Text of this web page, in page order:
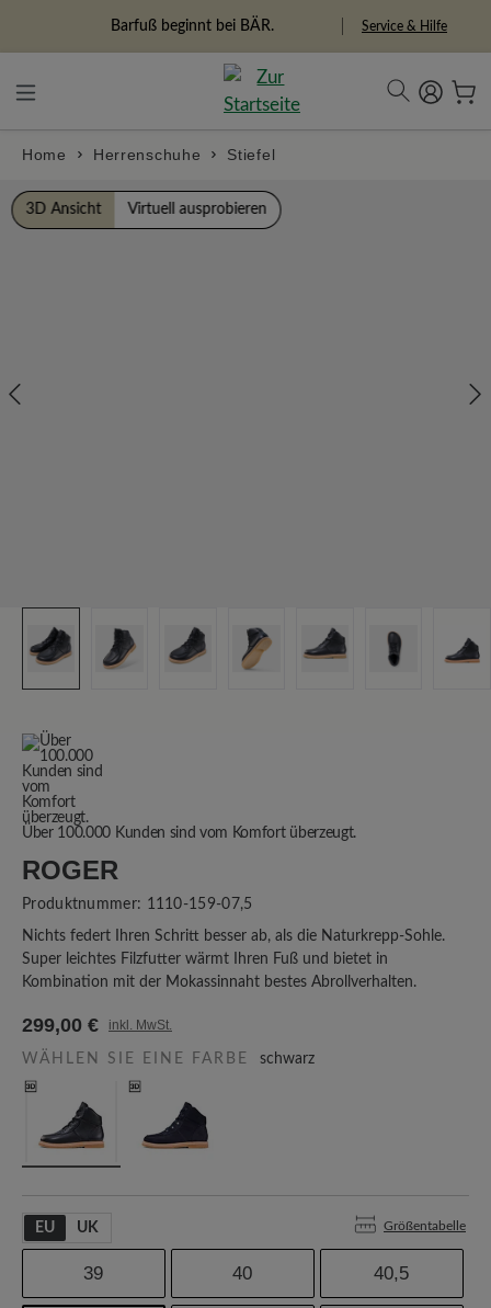
Freiheitspioniere Service & Hilfe
Home Herrenschuhe Stiefel
Bildergalerie überspringen
3D Ansicht Virtuell ausprobieren
Über 100.000 Kunden sind vom Komfort überzeugt.
ROGER
Produktnummer: 1110-159-07,5
Nichts federt Ihren Schritt besser ab, als die Naturkrepp-Sohle.
Super leichtes Filzfutter wärmt Ihren Fuß und bietet in
Kombination mit der Mokassinnaht bestes Abrollverhalten.
299,00 € inkl. MwSt.
WÄHLEN SIE EINE FARBE schwarz
EU UK Größentabelle
39 40 40,5